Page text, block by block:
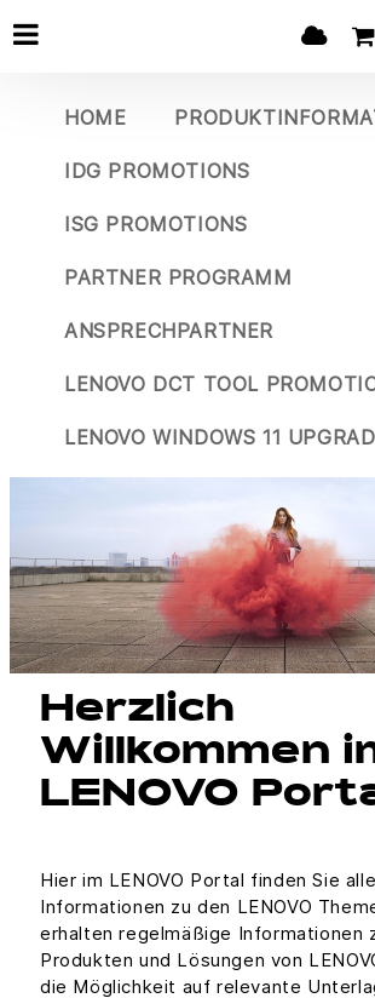
HOME
IDG PROMOTIONS
ISG PROMOTIONS
PARTNER PROGRAMM
ANSPRECHPARTNER
LENOVO DCT TOOL
LENOVO WINDOWS 11
Herzlich
Willkommen
LENOVO
Hier im LENOVO Portal finden Sie
Informationen zu den LENOVO
erhalten regelmäßige Informationen
Produkten und Lösungen von
die Möglichkeit auf relevante